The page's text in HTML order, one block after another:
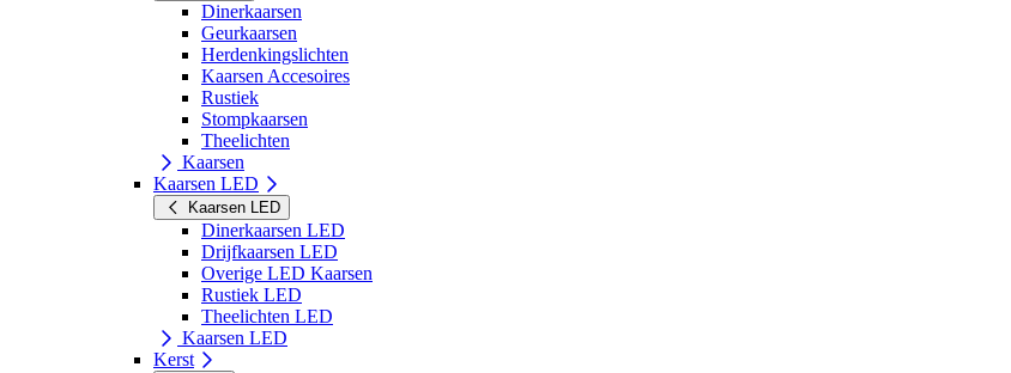
Dinerkaarsen
Geurkaarsen
Herdenkingslichten
Kaarsen Accesoires
Rustiek
Stompkaarsen
Theelichten
Kaarsen
Kaarsen LED
Kaarsen LED
Dinerkaarsen LED
Drijfkaarsen LED
Overige LED Kaarsen
Rustiek LED
Theelichten LED
Kaarsen LED
Kerst